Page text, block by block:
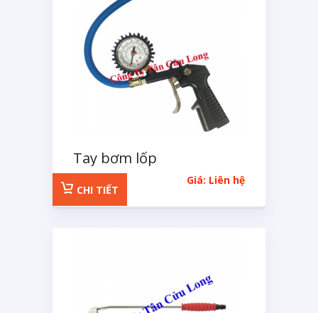
Tay bơm lốp
Giá: Liên hệ
CHI TIẾT